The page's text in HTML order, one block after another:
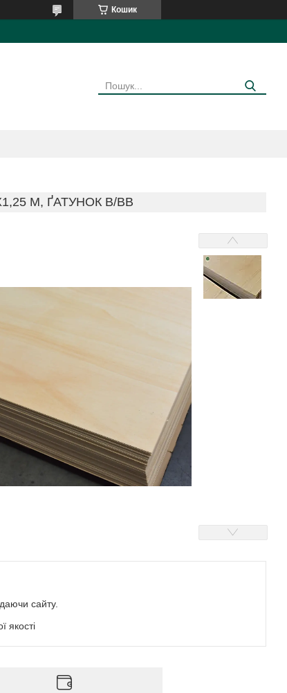
Кошик
М, ҐАТУНОК В/ВВ
сайту.
якості